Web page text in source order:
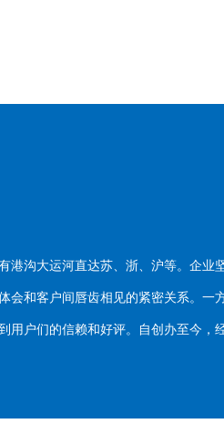
沟大运河直达苏、浙、沪等。企业
客户间唇齿相见的紧密关系。一
们的信赖和好评。自创办至今，